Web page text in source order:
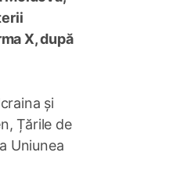
X, după
și
Țările de
Uniunea